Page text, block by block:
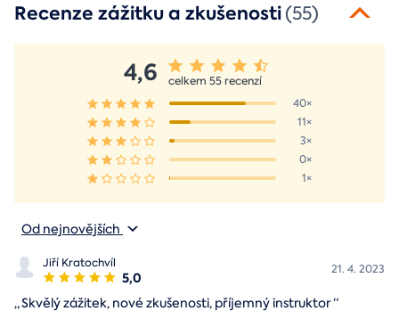
Recenze zážitku a zkušenosti(55)
4,6
celkem 55 recenzí
40×
11×
3×
0×
1×
Od nejnovějších
Jiří Kratochvíl
5,0 21. 4. 2023
„Skvělý zážitek, nové zkušenosti, příjemný instruktor“